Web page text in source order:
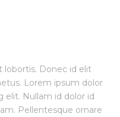
lobortis. Donec id elit
Lorem ipsum dolor
elit. Nullam id dolor id
Pellentesque ornare